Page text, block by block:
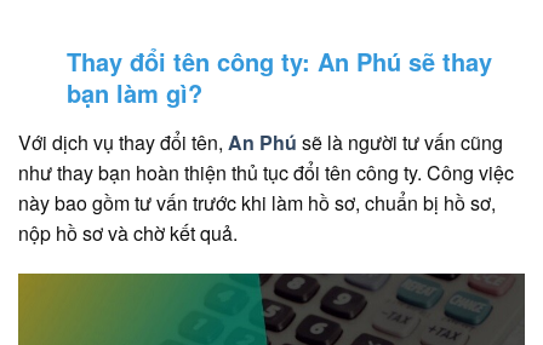
Thay đổi tên công ty: An Phú sẽ thay
bạn làm gì?
Với dịch vụ thay đổi tên, An Phú sẽ là người tư vấn cũng
như thay bạn hoàn thiện thủ tục đổi tên công ty. Công việc
này bao gồm tư vấn trước khi làm hồ sơ, chuẩn bị hồ sơ,
nộp hồ sơ và chờ kết quả.